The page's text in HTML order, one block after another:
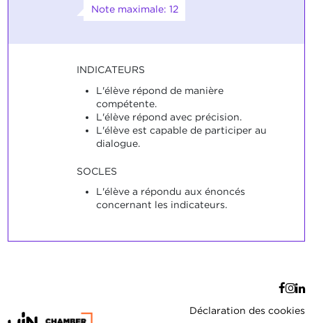
Note maximale: 12
INDICATEURS
L'élève répond de manière
compétente.
L'élève répond avec précision.
L'élève est capable de participer au
dialogue.
SOCLES
L'élève a répondu aux énoncés
concernant les indicateurs.
Déclaration des cookies